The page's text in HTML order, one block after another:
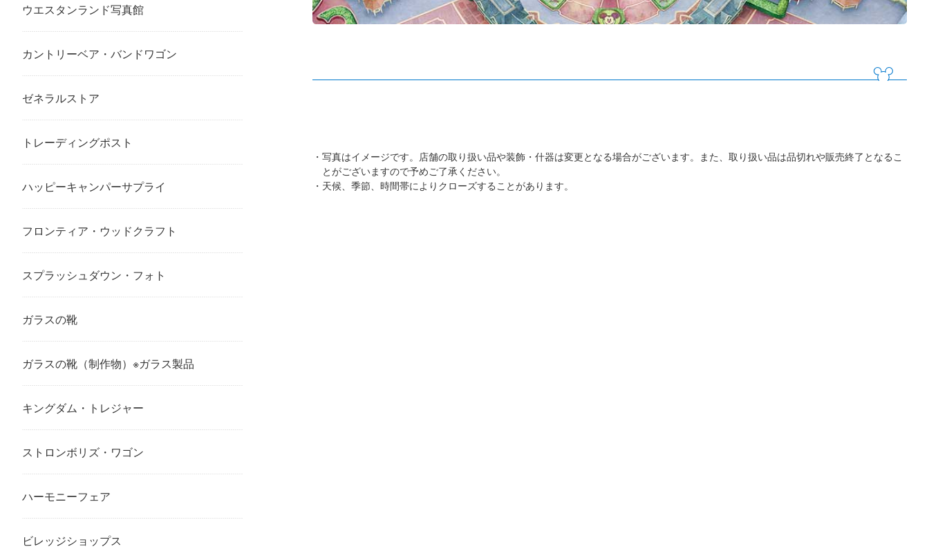
写真はイメージです。店舗の取り扱い品や装飾・什器は変更となる場合がございます。また、取り扱い品は品切れや販売終了となるこ
とがございますので予めご了承ください。
天候、季節、時間帯によりクローズすることがあります。
ウエスタンランド写真館
カントリーベア・バンドワゴン
ゼネラルストア
トレーディングポスト
ハッピーキャンパーサプライ
フロンティア・ウッドクラフト
スプラッシュダウン・フォト
ガラスの靴
ガラスの靴（制作物）※ガラス製品
キングダム・トレジャー
ストロンボリズ・ワゴン
ハーモニーフェア
ビレッジショップス